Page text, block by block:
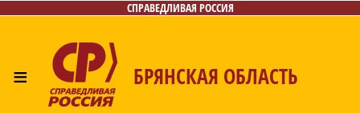
СПРАВЕДЛИВАЯ РОССИЯ
≡ БРЯНСКАЯ ОБЛАСТЬ